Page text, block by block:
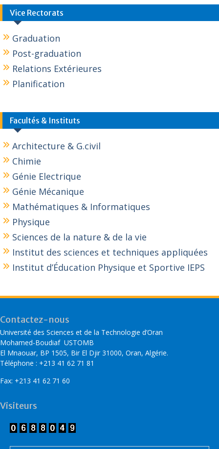
Vice Rectorats
Graduation
Post-graduation
Relations Extérieures
Planification
Facultés & Instituts
Architecture & G.civil
Chimie
Génie Electrique
Génie Mécanique
Mathématiques & Informatiques
Physique
Sciences de la nature & de la vie
Institut des sciences et techniques appliquées
Institut d’Éducation Physique et Sportive IEPS
Contactez-nous
Université des Sciences et de la Technologie d’Oran
Mohamed-Boudiaf USTOMB
El Mnaouar, BP 1505, Bir El Djir 31000, Oran, Algérie.
Téléphone : +213 41 62 71 81
Fax: +213 41 62 71 60
Visiteurs